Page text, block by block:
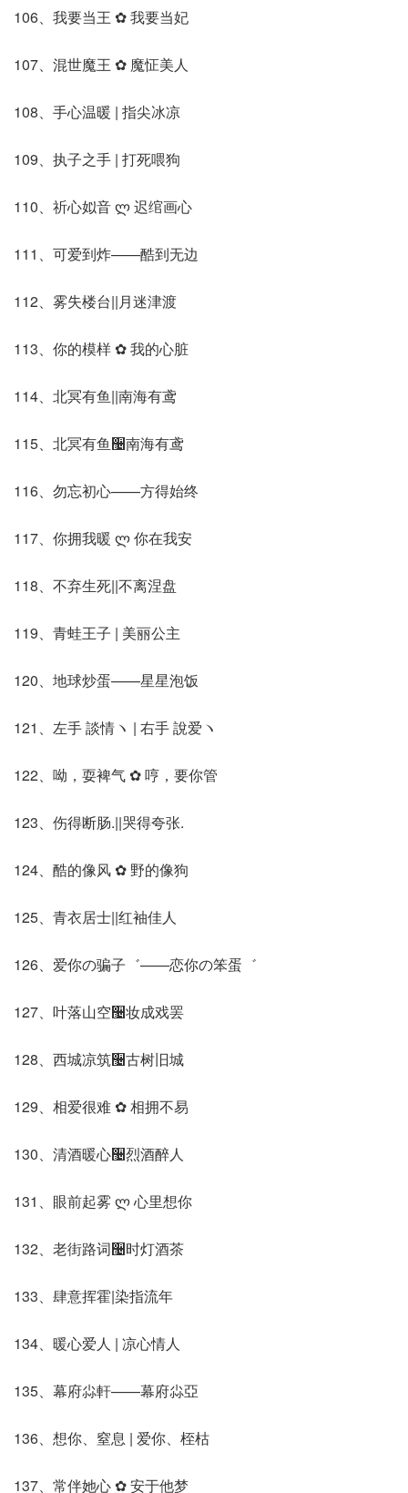
106、我要当王 ✿ 我要当妃
107、混世魔王 ✿ 魔怔美人
108、手心温暖 | 指尖冰凉
109、执子之手 | 打死喂狗
110、祈心姒音 ლ 迟绾画心
111、可爱到炸——酷到无边
112、雾失楼台||月迷津渡
113、你的模样 ✿ 我的心脏
114、北冥有鱼||南海有鸢
115、北冥有鱼઴南海有鸢
116、勿忘初心——方得始终
117、你拥我暖 ლ 你在我安
118、不弃生死||不离涅盘
119、青蛙王子 | 美丽公主
120、地球炒蛋——星星泡饭
121、左手 談情ヽ | 右手 說爱ヽ
122、呦，耍裨气 ✿ 哼，要你管
123、伤得断肠.||哭得夸张.
124、酷的像风 ✿ 野的像狗
125、青衣居士||红袖佳人
126、爱你の骗子゛——恋你の笨蛋゛
127、叶落山空઴妆成戏罢
128、西城凉筑઴古树旧城
129、相爱很难 ✿ 相拥不易
130、清酒暖心઴烈酒醉人
131、眼前起雾 ლ 心里想你
132、老街路词઴时灯酒茶
133、肆意挥霍|染指流年
134、暖心爱人 | 凉心情人
135、幕府尛軒——幕府尛亞
136、想你、窒息 | 爱你、桎枯
137、常伴她心 ✿ 安于他梦